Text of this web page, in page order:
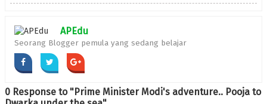
APEdu
Seorang Blogger pemula yang sedang belajar
0 Response to "Prime Minister Modi's adventure.. Pooja to